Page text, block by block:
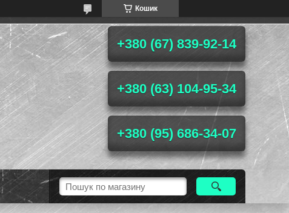
Кошик
+380 (67) 839-92-14
+380 (63) 104-95-34
+380 (95) 686-34-07